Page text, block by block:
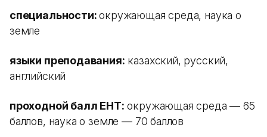
специальности:окружающая среда, наука о
земле
языки преподавания: казахский, русский,
английский
проходной балл ЕНТ: окружающая среда — 65
баллов, наука о земле — 70 баллов